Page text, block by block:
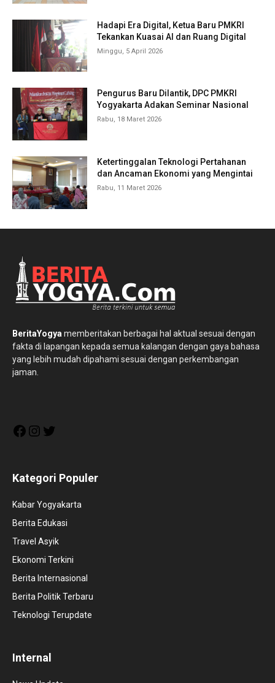
Hadapi Era Digital, Ketua Baru PMKRI
Tekankan Kuasai AI dan Ruang Digital
Minggu, 5 April 2026
Pengurus Baru Dilantik, DPC PMKRI
Yogyakarta Adakan Seminar Nasional
Rabu, 18 Maret 2026
Ketertinggalan Teknologi Pertahanan
dan Ancaman Ekonomi yang Mengintai
Rabu, 11 Maret 2026
BeritaYogya memberitakan berbagai hal aktual sesuai dengan
fakta di lapangan kepada semua kalangan dengan gaya bahasa
yang lebih mudah dipahami sesuai dengan perkembangan
jaman.
FacebookInstagram
Kategori Populer
Kabar Yogyakarta
Berita Edukasi
Travel Asyik
Ekonomi Terkini
Berita Internasional
Berita Politik Terbaru
Teknologi Terupdate
Internal